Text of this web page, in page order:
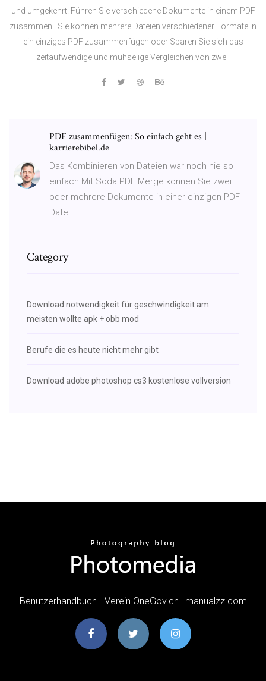
und umgekehrt. Führen Sie verschiedene Dokumente in einem PDF
zusammen.. Sie können mehrere Dateien verschiedener Formate in
ein einziges PDF zusammenfügen oder Sparen Sie sich das
zeitaufwendige und mühselige Vergleichen von zwei
PDF zusammenfügen: So einfach geht es |
karrierebibel.de
Das Kombinieren von Dateien war noch nie so
einfach Mit Soda PDF Merge können Sie zwei
oder mehrere Dokumente in einer einzigen PDF-
Datei
Category
Download notwendigkeit für geschwindigkeit am
meisten wollte apk + obb mod
Berufe die es heute nicht mehr gibt
Download adobe photoshop cs3 kostenlose vollversion
Benutzerhandbuch - Verein OneGov.ch | manualzz.com